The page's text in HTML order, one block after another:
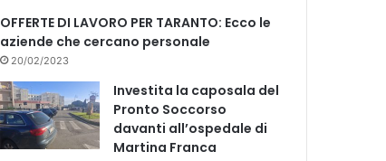
OFFERTE DI LAVORO PER TARANTO: Ecco le
aziende che cercano personale
20/02/2023
Investita la caposala del
Pronto Soccorso
davanti all’ospedale di
Martina Franca